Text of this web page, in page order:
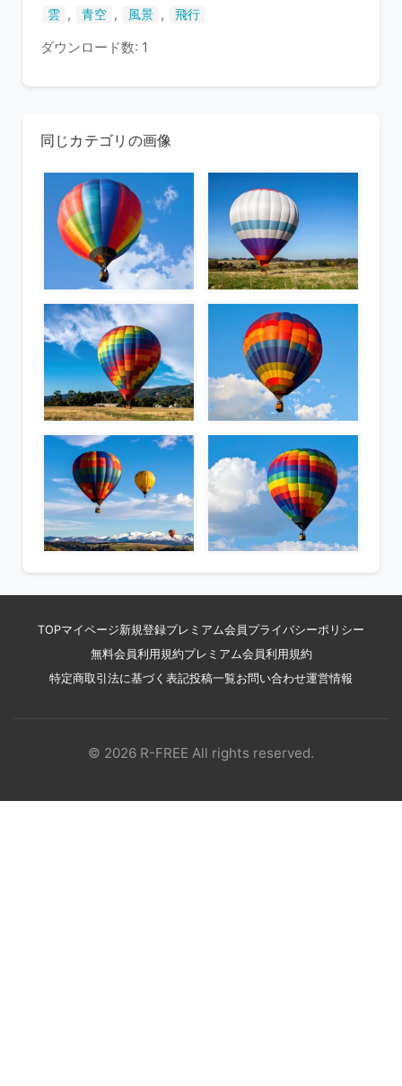
雲 , 青空 , 風景 , 飛行
ダウンロード数: 1
同じカテゴリの画像
TOPマイページ新規登録プレミアム会員 プライバシーポリシー
無料会員利用規約プレミアム会員利用規約
特定商取引法に基づく表記投稿一覧お問い合わせ運営情報
© 2026 R-FREE All rights reserved.